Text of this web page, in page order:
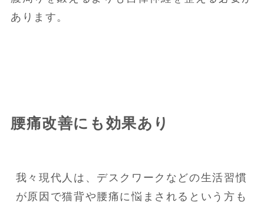
あります。
腰痛改善にも効果あり
我々現代人は、デスクワークなどの生活習慣
が原因で猫背や腰痛に悩まされるという方も